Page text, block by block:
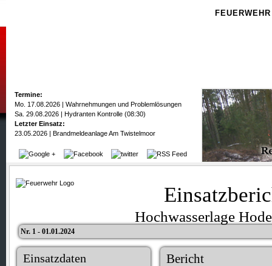
FEUERWEHR
Termine:
Mo. 17.08.2026 | Wahrnehmungen und Problemlösungen
Sa. 29.08.2026 | Hydranten Kontrolle (08:30)
Letzter Einsatz:
23.05.2026 | Brandmeldeanlage Am Twistelmoor
Hochwasserlage
Nr. 1 - 01.01.2024
Einsatzdaten Bericht